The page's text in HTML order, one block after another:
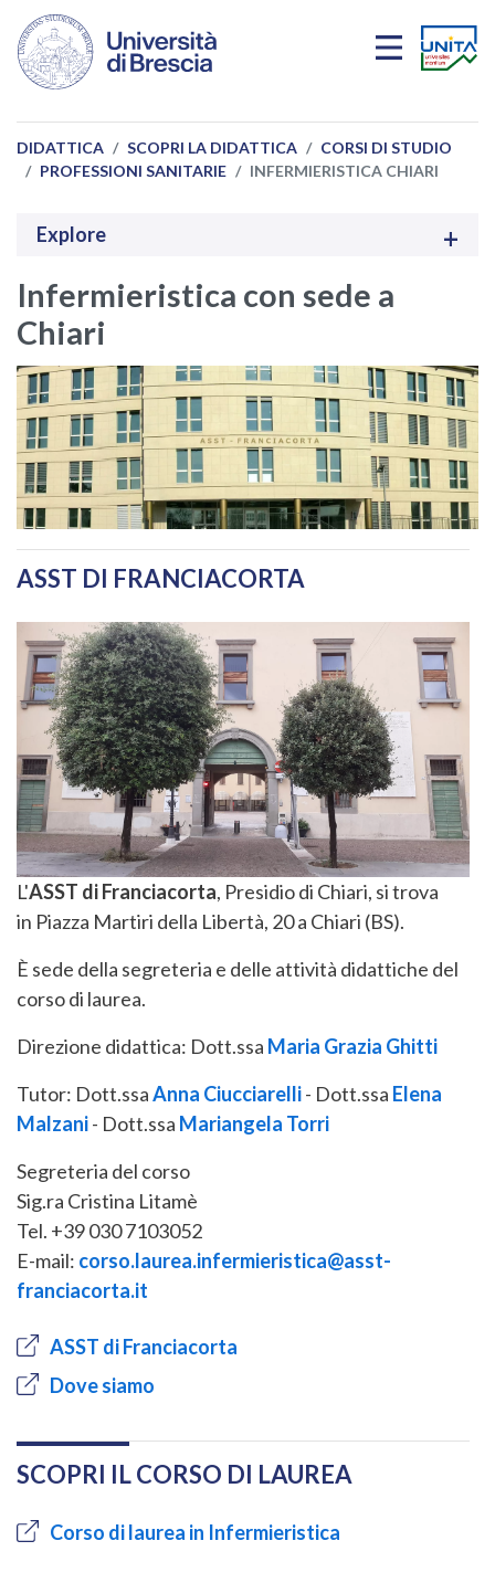
Salta al contenuto principale
DIDATTICA SCOPRI LA DIDATTICA
CORSI DI STUDIO
PROFESSIONI SANITARIE
INFERMIERISTICA CHIARI
Explore
Infermieristica con sede a
Chiari
ASST DI FRANCIACORTA
L'ASST di Franciacorta, Presidio di Chiari, si trova
in Piazza Martiri della Libertà, 20 a Chiari (BS).
È sede della segreteria e delle attività didattiche del
corso di laurea.
Direzione didattica: Dott.ssa Maria Grazia Ghitti
Tutor: Dott.ssaAnna Ciucciarelli- Dott.ssa Elena
Malzani- Dott.ssa Mariangela Torri
Segreteria del corso
Sig.ra Cristina Litamè
Tel. +39 030 7103052
E-mail: corso.laurea.infermieristica@asst-
franciacorta.it
ASST di Franciacorta
Dove siamo
SCOPRI IL CORSO DI LAUREA
Corso di laurea in Infermieristica